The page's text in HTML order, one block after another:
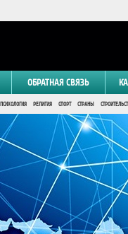
ОБРАТНАЯ СВЯЗЬ
ПСИХОЛОГИЯ РЕЛИГИЯ СПОРТ СТРАНЫ